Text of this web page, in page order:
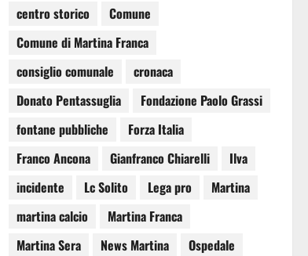
centro storico
Comune
Comune di Martina Franca
consiglio comunale
cronaca
Donato Pentassuglia
Fondazione Paolo Grassi
fontane pubbliche
Forza Italia
Franco Ancona
Gianfranco Chiarelli
Ilva
incidente
Lc Solito Lega pro
Martina
martina calcio
Martina Franca
Martina Sera
News Martina
Ospedale